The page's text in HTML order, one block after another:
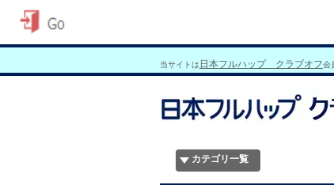
当サイトは 日本フルハップ クラブオフ会
カテゴリ一覧